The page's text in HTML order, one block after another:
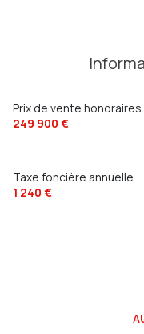
Prix de vente
249 900 €
Taxe foncière annuelle
1 240 €